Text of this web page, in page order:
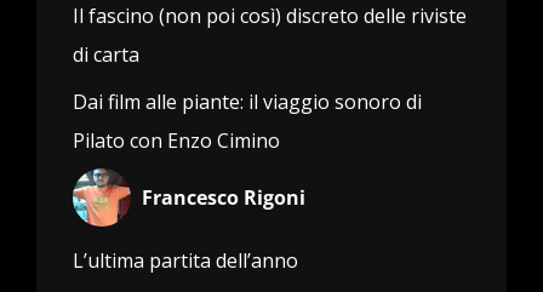
Il fascino (non poi così) discreto delle riviste
di carta
Dai film alle piante: il viaggio sonoro di
Pilato con Enzo Cimino
Francesco Rigoni
L’ultima partita dell’anno